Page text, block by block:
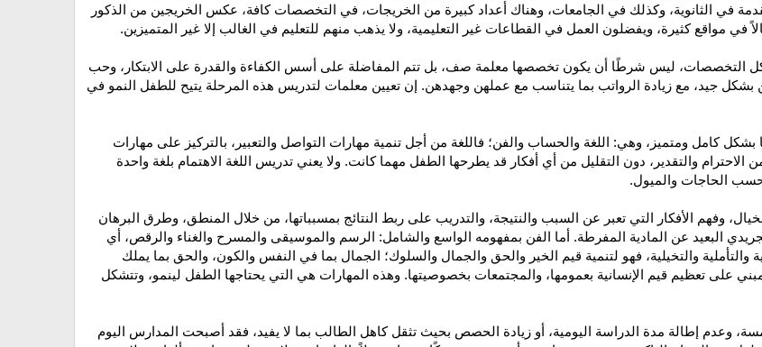
في الثانوية، وكذلك في الجامعات، وهناك أعداد كبيرة من الخريجات، في التخصصات كافة، عكس الخريجين من الذكور
في مواقع كثيرة، ويفضلون العمل في القطاعات غير التعليمية، ولا يذهب منهم للتعليم في الغالب إلا غير المتميزين.
التخصصات، ليس شرطًا أن يكون تخصصها معلمة صف، بل تتم المفاضلة على أسس الكفاءة والقدرة على الابتكار، وحب
بشكل جيد، مع زيادة الرواتب بما يتناسب مع عملهن وجهدهن. إن تعيين معلمات لتدريس هذه المرحلة يتيح للطفل النمو في
بشكل كامل ومتميز، وهي: اللغة والحساب والفن؛ فاللغة من أجل تنمية مهارات التواصل والتعبير، بالتركيز على مهارات
الاحترام والتقدير، دون التقليل من أي أفكار قد يطرحها الطفل مهما كانت. ولا يعني تدريس اللغة الاهتمام بلغة واحدة
الحاجات والميول.
وفهم الأفكار التي تعبر عن السبب والنتيجة، والتدريب على ربط النتائج بمسبباتها، من خلال المنطق، وطرق البرهان
البعيد عن المادية المفرطة. أما الفن بمفهومه الواسع والشامل: الرسم والموسيقى والمسرح والغناء والرقص، أي
والتأملية والتخيلية، فهو لتنمية قيم الخير والحق والجمال والسلوك؛ الجمال بما في النفس والكون، والحق بما يملك
على تعظيم قيم الإنسانية بعمومها، والمجتمعات بخصوصيتها. وهذه المهارات هي التي يحتاجها الطفل لينمو، وتتشكل
وعدم إطالة مدة الدراسة اليومية، أو زيادة الحصص بحيث تثقل كاهل الطالب بما لا يفيد، فقد أصبحت المدارس اليوم